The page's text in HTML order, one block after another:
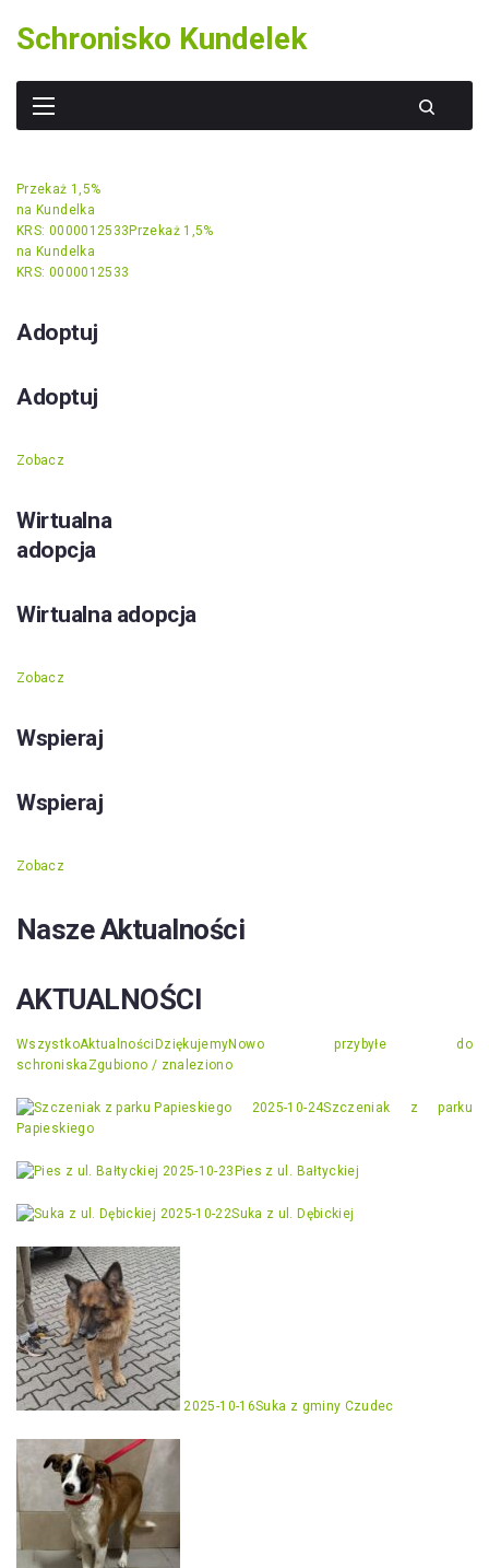
content
Schronisko Kundelek
Przekaż 1,5%
na Kundelka
KRS: 0000012533 Przekaż 1,5%
na Kundelka
KRS: 0000012533
Adoptuj
Adoptuj
Zobacz
Wirtualna
adopcja
Wirtualna adopcja
Zobacz
Wspieraj
Wspieraj
Zobacz
Nasze Aktualności
AKTUALNOŚCI
WszystkoAktualności DziękujemyNowo przybyłe do
schroniska Zgubiono / znaleziono
2025-10-24Szczeniak z parku
Papieskiego
2025-10-23 Pies z ul. Bałtyckiej
2025-10-22Suka z ul. Dębickiej
2025-10-16Suka z gminy Czudec